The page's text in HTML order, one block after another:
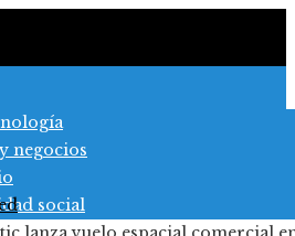
negocios
social